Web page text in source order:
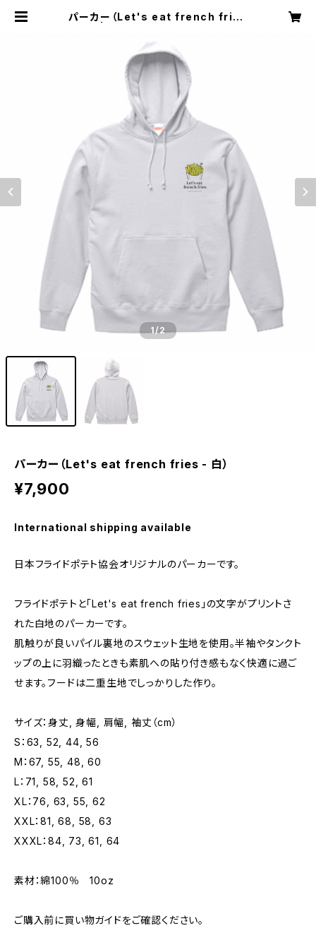
パーカー（Let's eat french fries
ッズ
1/2
パーカー（Let's eat french fries - 白）
¥7,900
International shipping available
日本フライドポテト協会オリジナルのパーカーです。
フライドポテトと「Let's eat french fries」の文字がプリントさ
れた白地のパーカーです。
肌触りが良いパイル裏地のスウェット生地を使用。半袖やタンクト
ップの上に羽織ったときも素肌への貼り付き感もなく快適に過ご
せます。フードは二重生地でしっかりした作り。
サイズ：身丈, 身幅, 肩幅, 袖丈（cm）
S：63, 52, 44, 56
M：67, 55, 48, 60
L：71, 58, 52, 61
XL：76, 63, 55, 62
XXL：81, 68, 58, 63
XXXL：84, 73, 61, 64
素材：綿100％ 10oz
ご購入前に買い物ガイドをご確認ください。